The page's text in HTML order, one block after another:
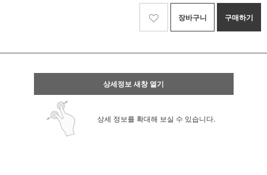
장바구니 구매하기
상세정보 새창 열기
상세 정보를 확대해 보실 수 있습니다.